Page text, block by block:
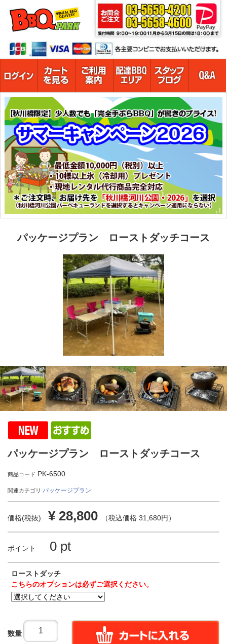
パッケージプラン ローストダッチコース
パッケージプラン ローストダッチコース
商品コード PK-6500
関連カテゴリ パッケージプラン
価格(税抜) ¥ 28,800 （税込価格 31,680円）
ポイント 0 pt
ローストダッチ
こちらのオプションは必ずご選択ください。
数量